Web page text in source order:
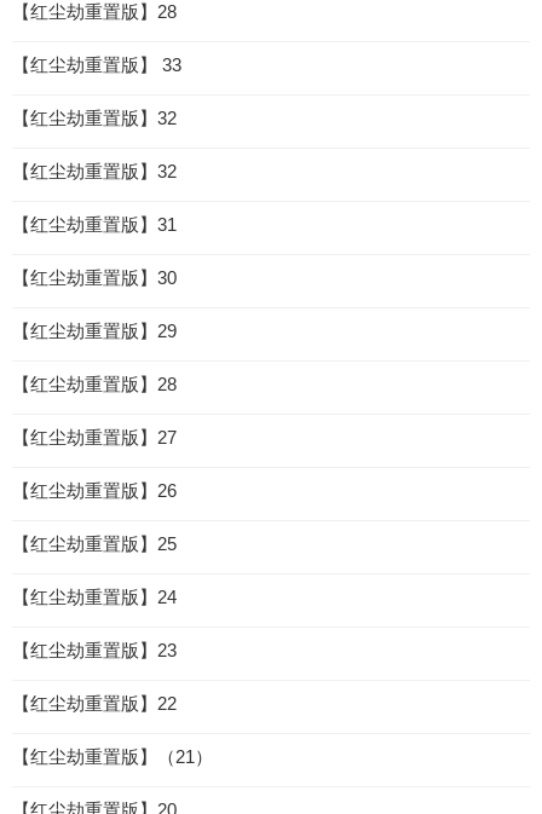
【红尘劫重置版】28
【红尘劫重置版】 33
【红尘劫重置版】32
【红尘劫重置版】32
【红尘劫重置版】31
【红尘劫重置版】30
【红尘劫重置版】29
【红尘劫重置版】28
【红尘劫重置版】27
【红尘劫重置版】26
【红尘劫重置版】25
【红尘劫重置版】24
【红尘劫重置版】23
【红尘劫重置版】22
【红尘劫重置版】（21）
【红尘劫重置版】20